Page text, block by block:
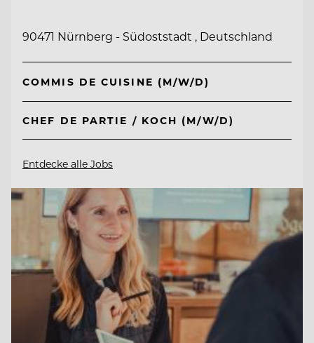
90471 Nürnberg - Südoststadt , Deutschland
COMMIS DE CUISINE (M/W/D)
CHEF DE PARTIE / KOCH (M/W/D)
Entdecke alle Jobs